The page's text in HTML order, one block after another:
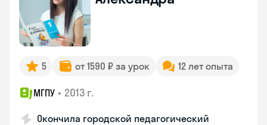
5 от 1590 ₽ за урок 12 лет опыта
МГПУ • 2013 г.
Окончила городской педагогический